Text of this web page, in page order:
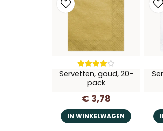
Servetten, goud, 20-
pack
€ 3,78
IN WINKELWAGEN